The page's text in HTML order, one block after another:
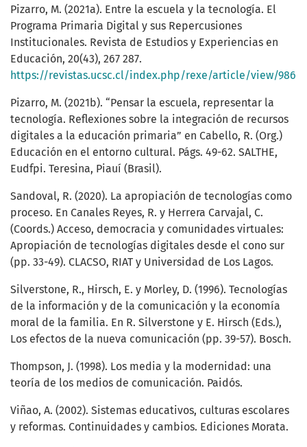
Pizarro, M. (2021a). Entre la escuela y la tecnología. El
Programa Primaria Digital y sus Repercusiones
Institucionales. Revista de Estudios y Experiencias en
Educación, 20(43), 267 287.
https://revistas.ucsc.cl/index.php/rexe/article/view/986
Pizarro, M. (2021b). “Pensar la escuela, representar la
tecnología. Reflexiones sobre la integración de recursos
digitales a la educación primaria” en Cabello, R. (Org.)
Educación en el entorno cultural. Págs. 49-62. SALTHE,
Eudfpi. Teresina, Piauí (Brasil).
Sandoval, R. (2020). La apropiación de tecnologías como
proceso. En Canales Reyes, R. y Herrera Carvajal, C.
(Coords.) Acceso, democracia y comunidades virtuales:
Apropiación de tecnologías digitales desde el cono sur
(pp. 33-49). CLACSO, RIAT y Universidad de Los Lagos.
Silverstone, R., Hirsch, E. y Morley, D. (1996). Tecnologías
de la información y de la comunicación y la economía
moral de la familia. En R. Silverstone y E. Hirsch (Eds.),
Los efectos de la nueva comunicación (pp. 39-57). Bosch.
Thompson, J. (1998). Los media y la modernidad: una
teoría de los medios de comunicación. Paidós.
Viñao, A. (2002). Sistemas educativos, culturas escolares
y reformas. Continuidades y cambios. Ediciones Morata.